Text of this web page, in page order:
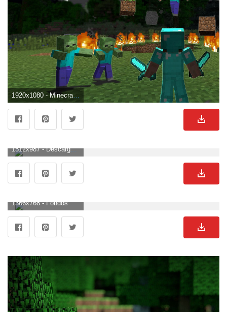
1512x987 - Descargar Minecraft Wallpaper | Biblioteca de fondos de pantalla. Fondo de pantalla de Minecraft.
1366x768 - Fondos de pantalla de minecraft - Fondos de pantalla para todos. Wallpaper para escritorio de Minecraft.